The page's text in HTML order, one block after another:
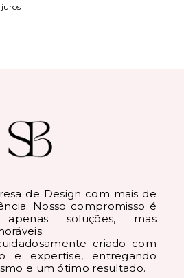
de Design com mais de
Nosso compromisso é
soluções, mas
criado com
e expertise, entregando
e um ótimo resultado.